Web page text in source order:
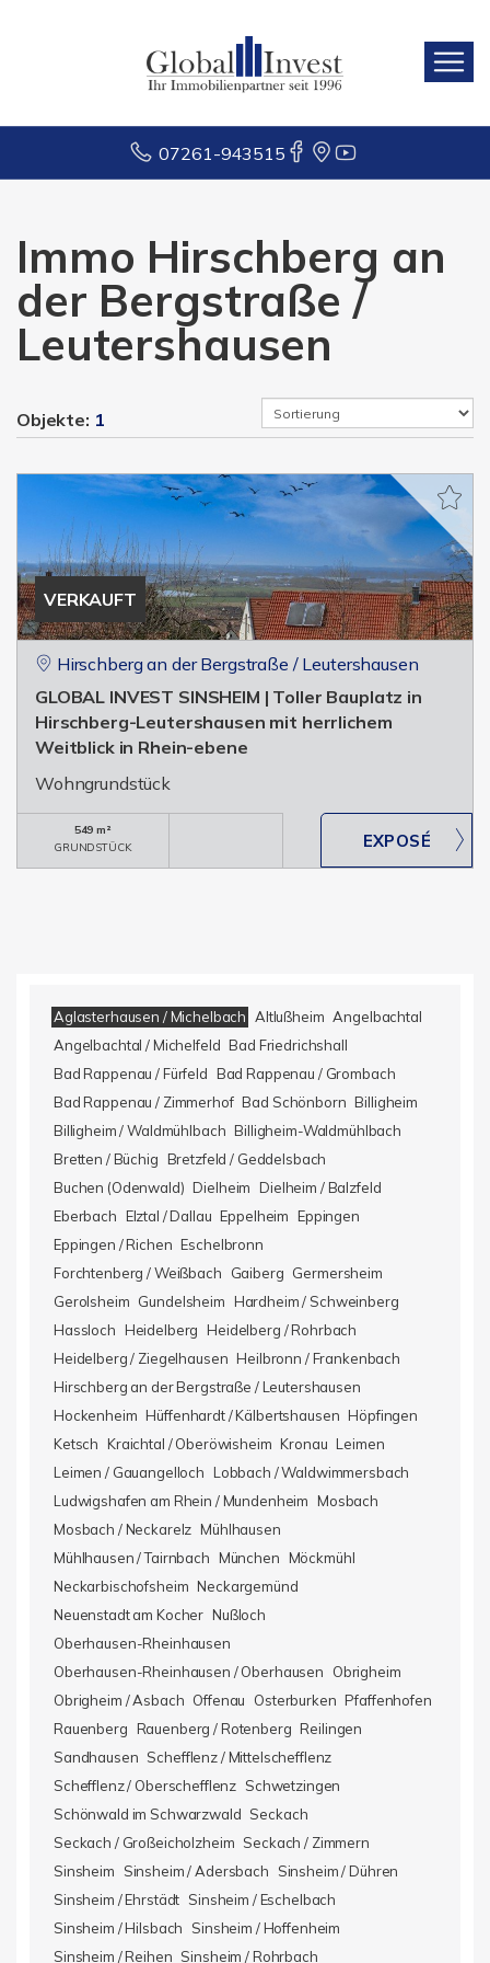
07261-943515
Immo Hirschberg an
der Bergstraße /
Leutershausen
Objekte: 1
VERKAUFT
Hirschberg an der Bergstraße / Leutershausen
GLOBAL INVEST SINSHEIM | Toller Bauplatz in
Hirschberg-Leutershausen mit herrlichem
Weitblick in Rhein-ebene
Wohngrundstück
549 m²
GRUNDSTÜCK
Aglasterhausen / Michelbach Altlußheim Angelbachtal
Angelbachtal / Michelfeld Bad Friedrichshall
Bad Rappenau / Fürfeld Bad Rappenau / Grombach
Bad Rappenau / Zimmerhof Bad Schönborn Billigheim
Billigheim / Waldmühlbach Billigheim-Waldmühlbach
Bretten / Büchig Bretzfeld / Geddelsbach
Buchen (Odenwald) Dielheim Dielheim / Balzfeld
Eberbach Elztal / Dallau Eppelheim Eppingen
Eppingen / Richen Eschelbronn
Forchtenberg / Weißbach
Gaiberg Germersheim
Gerolsheim Gundelsheim Hardheim / Schweinberg
Hassloch Heidelberg Heidelberg / Rohrbach
Heidelberg / Ziegelhausen Heilbronn / Frankenbach
Hirschberg an der Bergstraße / Leutershausen
Hockenheim Hüffenhardt / Kälbertshausen Höpfingen
Ketsch Kraichtal / Oberöwisheim Kronau Leimen
Leimen / Gauangelloch Lobbach / Waldwimmersbach
Ludwigshafen am Rhein / Mundenheim Mosbach
Mosbach / Neckarelz Mühlhausen
Mühlhausen / Tairnbach München Möckmühl
Neckarbischofsheim Neckargemünd
Neuenstadt am Kocher Nußloch
Oberhausen-Rheinhausen
Oberhausen-Rheinhausen / Oberhausen
Obrigheim
Obrigheim / Asbach Offenau Osterburken Pfaffenhofen
Rauenberg Rauenberg / Rotenberg Reilingen
Sandhausen Schefflenz / Mittelschefflenz
Schefflenz / Oberschefflenz Schwetzingen
Schönwald im Schwarzwald Seckach
Seckach / Großeicholzheim Seckach / Zimmern
Sinsheim
Sinsheim / Adersbach
Sinsheim / Dühren
Sinsheim / Ehrstädt Sinsheim / Eschelbach
Sinsheim / Hilsbach
Sinsheim / Hoffenheim
Sinsheim / Reihen Sinsheim / Rohrbach